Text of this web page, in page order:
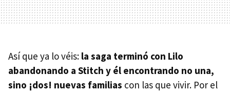
Así que ya lo véis: la saga terminó con Lilo
abandonando a Stitch y él encontrando no una,
sino ¡dos! nuevas familias con las que vivir. Por el